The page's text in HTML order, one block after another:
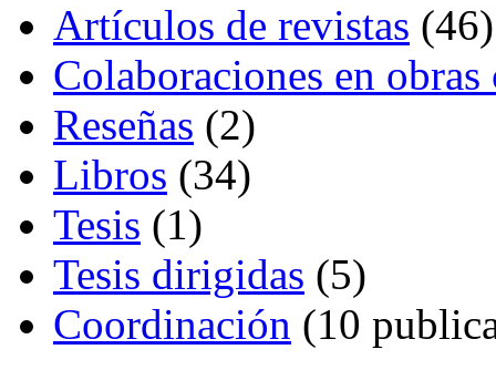
Artículos de revistas (46)
Colaboraciones en
Reseñas (2)
Libros (34)
Tesis (1)
Tesis dirigidas (5)
Coordinación (10